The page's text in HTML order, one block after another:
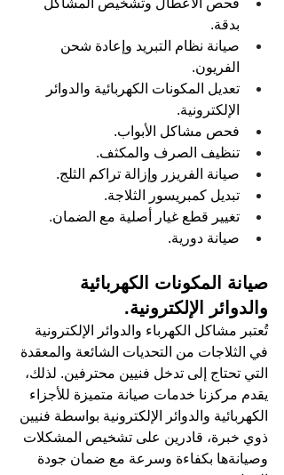
بدقة.
صيانة نظام التبريد وإعادة شحن
الفريون.
تعديل المكونات الكهربائية والدوائر
الإلكترونية.
فحص مشاكل الأبواب.
تنظيف الصرف والمكثف.
صيانة الفريزر وإزالة تراكم الثلج.
تبديل كمبريسور الثلاجة.
تغيير قطع غيار أصلية مع الضمان.
صيانة دورية.
صيانة المكونات الكهربائية
والدوائر الإلكترونية.
تُعتبر مشاكل الكهرباء والدوائر الإلكترونية
في الثلاجات من التحديات الشائعة والمعقدة
التي تحتاج إلى تدخل فنيين محترفين. لذلك،
يقدم مركزنا خدمات صيانة متميزة للأجزاء
الكهربائية والدوائر الإلكترونية بواسطة فنيين
ذوي خبرة، قادرين على تشخيص المشكلات
وصيانةها بكفاءة وسرعة مع ضمان جودة